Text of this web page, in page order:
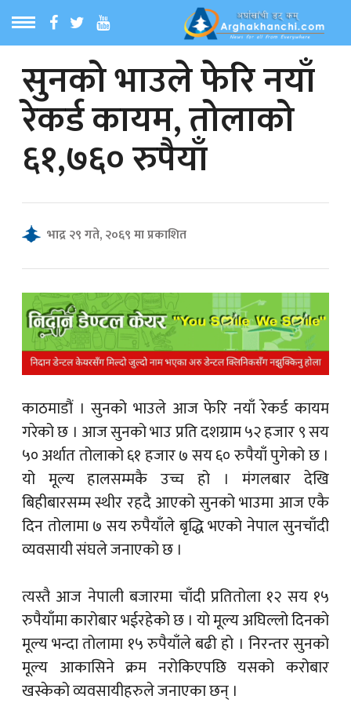
MENU
समाचार
समाचार
News
सुनको भाउले फेरि नयाँ
रेकर्ड कायम, तोलाको
६१,७६० रुपैयाँ
भाद्र २९ गते, २०६९ मा प्रकाशित
काठमाडौं । सुनको भाउले आज फेरि नयाँ रेकर्ड कायम
गरेको छ । आज सुनको भाउ प्रति दशग्राम ५२ हजार ९ सय
५० अर्थात तोलाको ६१ हजार ७ सय ६० रुपैयाँ पुगेको छ ।
यो मूल्य हालसम्मकै उच्च हो । मंगलबार देखि
बिहीबारसम्म स्थीर रहदै आएको सुनको भाउमा आज एकै
दिन तोलामा ७ सय रुपैयाँले बृद्धि भएको नेपाल सुनचाँदी
व्यवसायी संघले जनाएको छ ।
त्यस्तै आज नेपाली बजारमा चाँदी प्रतितोला १२ सय १५
रुपैयाँमा कारोबार भईरहेको छ । यो मूल्य अघिल्लो दिनको
मूल्य भन्दा तोलामा १५ रुपैयाँले बढी हो । निरन्तर सुनको
मूल्य आकासिने क्रम नरोकिएपछि यसको करोबार
खस्केको व्यवसायीहरुले जनाएका छन् ।